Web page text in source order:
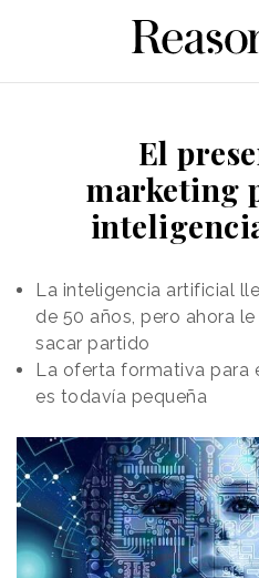
El
marketing
La inteligencia artificial
de 50 años, pero ahora
sacar partido
La oferta formativa para
es todavía pequeña